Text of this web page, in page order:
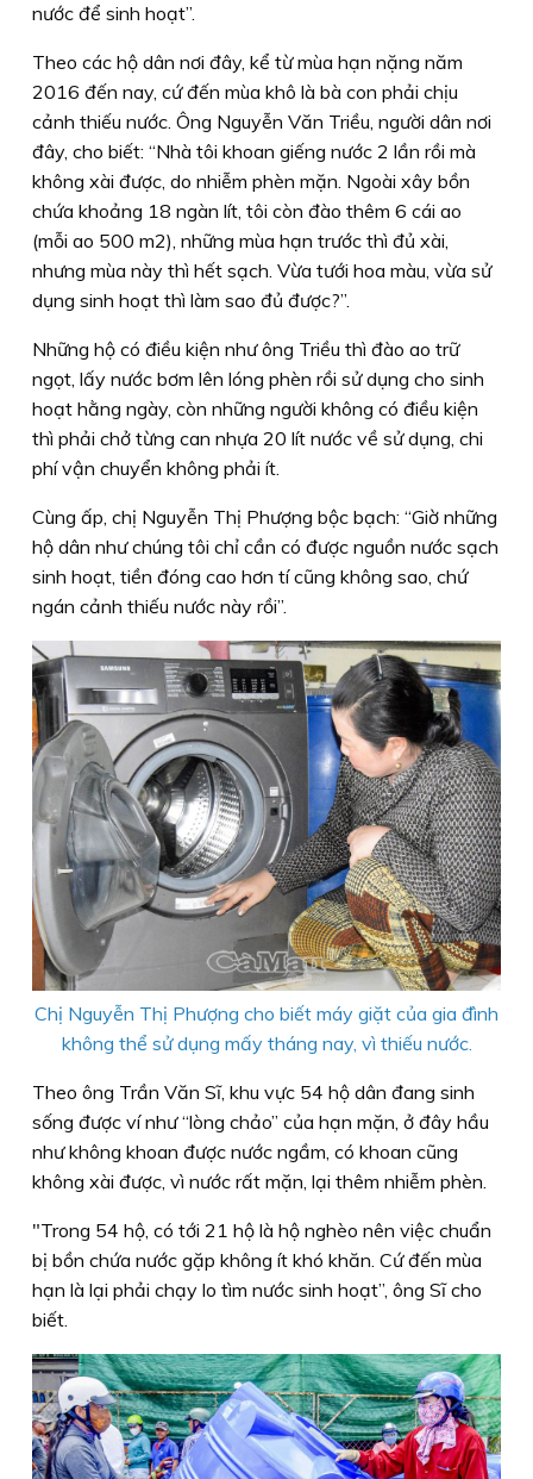
nước để sinh hoạt”.
Theo các hộ dân nơi đây, kể từ mùa hạn nặng năm
2016 đến nay, cứ đến mùa khô là bà con phải chịu
cảnh thiếu nước. Ông Nguyễn Văn Triều, người dân nơi
đây, cho biết: “Nhà tôi khoan giếng nước 2 lần rồi mà
không xài được, do nhiễm phèn mặn. Ngoài xây bồn
chứa khoảng 18 ngàn lít, tôi còn đào thêm 6 cái ao
(mỗi ao 500 m2), những mùa hạn trước thì đủ xài,
nhưng mùa này thì hết sạch. Vừa tưới hoa màu, vừa sử
dụng sinh hoạt thì làm sao đủ được?”.
Những hộ có điều kiện như ông Triều thì đào ao trữ
ngọt, lấy nước bơm lên lóng phèn rồi sử dụng cho sinh
hoạt hằng ngày, còn những người không có điều kiện
thì phải chở từng can nhựa 20 lít nước về sử dụng, chi
phí vận chuyển không phải ít.
Cùng ấp, chị Nguyễn Thị Phượng bộc bạch: “Giờ những
hộ dân như chúng tôi chỉ cần có được nguồn nước sạch
sinh hoạt, tiền đóng cao hơn tí cũng không sao, chứ
ngán cảnh thiếu nước này rồi”.
Chị Nguyễn Thị Phượng cho biết máy giặt của gia đình
không thể sử dụng mấy tháng nay, vì thiếu nước.
Theo ông Trần Văn Sĩ, khu vực 54 hộ dân đang sinh
sống được ví như “lòng chảo” của hạn mặn, ở đây hầu
như không khoan được nước ngầm, có khoan cũng
không xài được, vì nước rất mặn, lại thêm nhiễm phèn.
"Trong 54 hộ, có tới 21 hộ là hộ nghèo nên việc chuẩn
bị bồn chứa nước gặp không ít khó khăn. Cứ đến mùa
hạn là lại phải chạy lo tìm nước sinh hoạt”, ông Sĩ cho
biết.